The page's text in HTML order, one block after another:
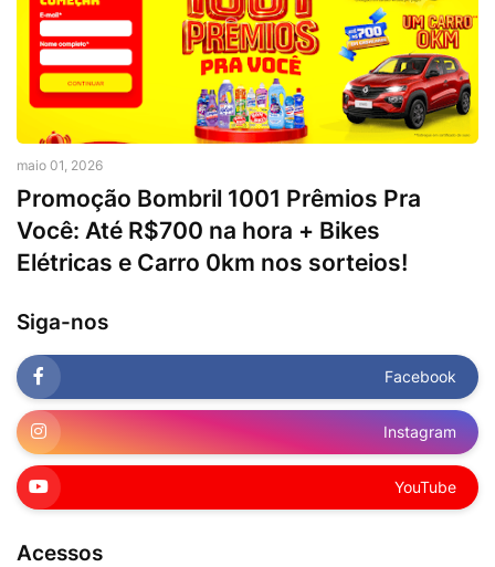
maio 01, 2026
Promoção Bombril 1001 Prêmios Pra
Você: Até R$700 na hora + Bikes
Elétricas e Carro 0km nos sorteios!
Siga-nos
Facebook
Instagram
YouTube
Acessos